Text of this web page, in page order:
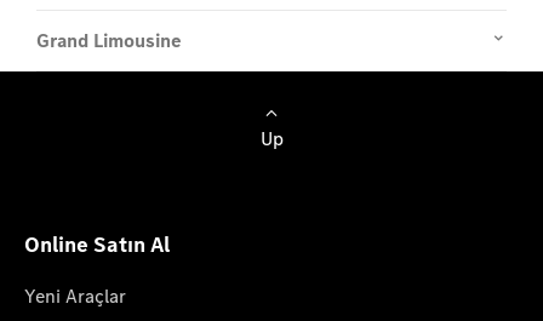
Grand Limousine
Up
Online Satın Al
Yeni Araçlar